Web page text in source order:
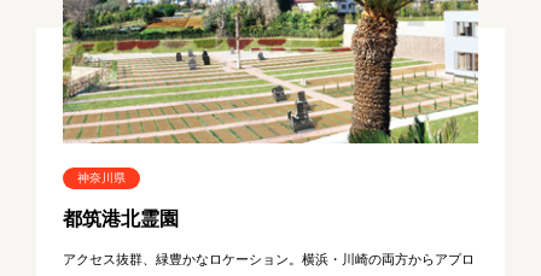
神奈川県
都筑港北霊園
アクセス抜群、緑豊かなロケーション。横浜・川崎の両方からアプロ